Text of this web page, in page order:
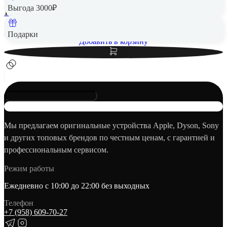
Выгода 3000₽
Подарки
256 Гб
14 490 ₽
Вернем до
Добавить в корзину
Мы предлагаем оригинальные устройства Apple, Dyson, Sony
и других топовых брендов по честным ценам, с гарантией и
профессиональным сервисом.
Режим работы
Ежедневно с 10:00 до 22:00 без выходных
Телефон
+7 (958) 609‑70‑27